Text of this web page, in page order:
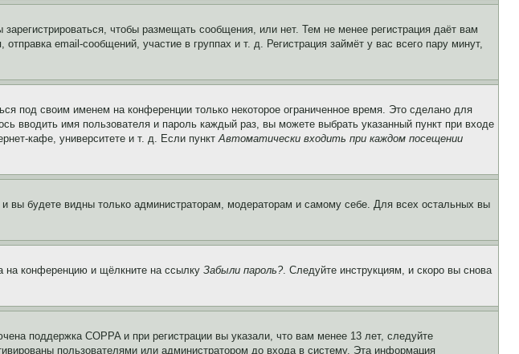
чтобы размещать сообщения, или нет. Тем не менее регистрация даёт вам
email-сообщений, участие в группах и т. д. Регистрация займёт у вас всего пару минут,
под своим именем на конференции только некоторое ограниченное время. Это сделано для
вводить имя пользователя и пароль каждый раз, вы можете выбрать указанный пункт при входе
кафе, университете и т. д. Если пунктАвтоматически входить при каждом посещении
и вы будете видны только администраторам, модераторам и самому себе. Для всех остальных вы
на конференцию и щёлкните на ссылку Забыли пароль?. Следуйте инструкциям, и скоро вы снова
поддержка COPPA и при регистрации вы указали, что вам менее 13 лет, следуйте
пользователями или администратором до входа в систему. Эта информация